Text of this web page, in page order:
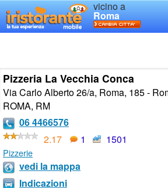
vicino a
Roma
Pizzeria La Vecchia Conca
Via Carlo Alberto 26/a, Roma, 185 -
ROMA, RM
06 4466576
2.17
1 1501
Pizzerie
vedi la mappa
Indicazioni